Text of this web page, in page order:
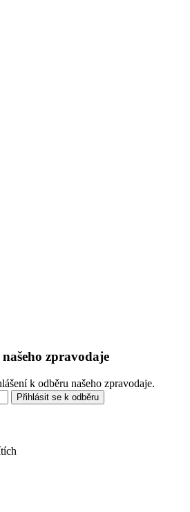
zpravodaje
k odběru našeho zpravodaje.
Přihlásit se k odběru